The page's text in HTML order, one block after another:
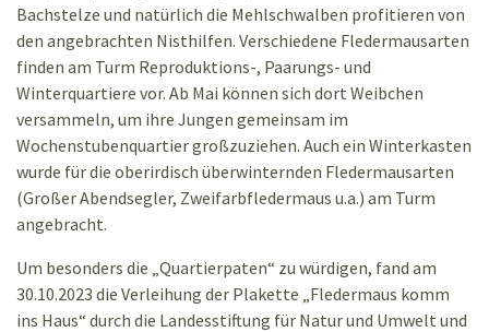
Bachstelze und natürlich die Mehlschwalben profitieren von
den angebrachten Nisthilfen. Verschiedene Fledermausarten
finden am Turm Reproduktions-, Paarungs- und
Winterquartiere vor. Ab Mai können sich dort Weibchen
versammeln, um ihre Jungen gemeinsam im
Wochenstubenquartier großzuziehen. Auch ein Winterkasten
wurde für die oberirdisch überwinternden Fledermausarten
(Großer Abendsegler, Zweifarbfledermaus u.a.) am Turm
angebracht.
Um besonders die „Quartierpaten“ zu würdigen, fand am
30.10.2023 die Verleihung der Plakette „Fledermaus komm
ins Haus“ durch die Landesstiftung für Natur und Umwelt und